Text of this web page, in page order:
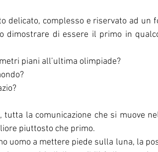
delicato, complesso e riservato ad un
dimostrare di essere il primo in
piani all’ultima olimpiade?
la comunicazione che si muove
piuttosto che primo.
uomo a mettere piede sulla luna, la